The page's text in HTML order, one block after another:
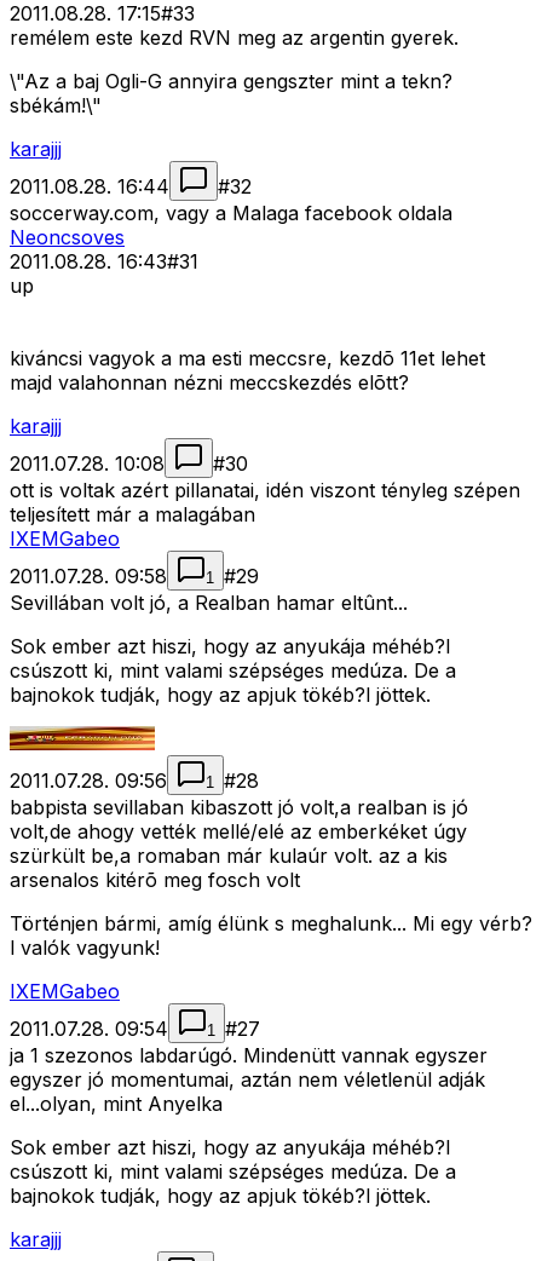
2011.08.28. 17:15#33
remélem este kezd RVN meg az argentin gyerek.
\"Az a baj Ogli-G annyira gengszter mint a tekn?
sbékám!\"
karajjj
2011.08.28. 16:44
#32
soccerway.com, vagy a Malaga facebook oldala
Neoncsoves
2011.08.28. 16:43#31
up
kiváncsi vagyok a ma esti meccsre, kezdõ 11et lehet
majd valahonnan nézni meccskezdés elõtt?
karajjj
2011.07.28. 10:08
#30
ott is voltak azért pillanatai, idén viszont tényleg szépen
teljesített már a malagában
IXEMGabeo
2011.07.28. 09:58
1 #29
Sevillában volt jó, a Realban hamar eltûnt...
Sok ember azt hiszi, hogy az anyukája méhéb?l
csúszott ki, mint valami szépséges medúza. De a
bajnokok tudják, hogy az apjuk tökéb?l jöttek.
2011.07.28. 09:56 1 #28
babpista sevillaban kibaszott jó volt,a realban is jó
volt,de ahogy vették mellé/elé az emberkéket úgy
szürkült be,a romaban már kulaúr volt. az a kis
arsenalos kitérõ meg fosch volt
Történjen bármi, amíg élünk s meghalunk... Mi egy vérb?
l valók vagyunk!
IXEMGabeo
2011.07.28. 09:54
1 #27
ja 1 szezonos labdarúgó. Mindenütt vannak egyszer
egyszer jó momentumai, aztán nem véletlenül adják
el...olyan, mint Anyelka
Sok ember azt hiszi, hogy az anyukája méhéb?l
csúszott ki, mint valami szépséges medúza. De a
bajnokok tudják, hogy az apjuk tökéb?l jöttek.
karajjj